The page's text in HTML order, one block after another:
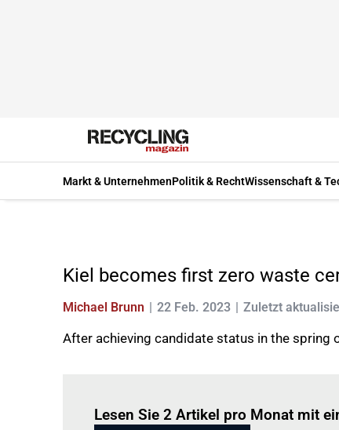
Markt & UnternehmenPolitik & RechtWissenschaft &
Kiel becomes first zero waste
Michael Brunn 22 Feb. 2023 Zuletzt
After achieving candidate status in the spring
Lesen Sie 2 Artikel pro Monat mit